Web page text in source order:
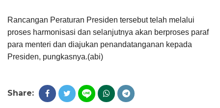
Rancangan Peraturan Presiden tersebut telah melalui
proses harmonisasi dan selanjutnya akan berproses paraf
para menteri dan diajukan penandatanganan kepada
Presiden, pungkasnya.(abi)
Share: